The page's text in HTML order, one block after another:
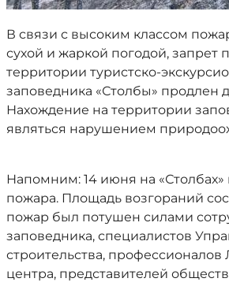
В связи с высоким классом
сухой и жаркой погодой, запрет
территории туристско-
заповедника «Столбы» продлен
Нахождение на территории
являться нарушением
Напомним: 14 июня на
пожара. Площадь возгораний
пожар был потушен силами
заповедника, специалистов
строительства,
центра, представителей